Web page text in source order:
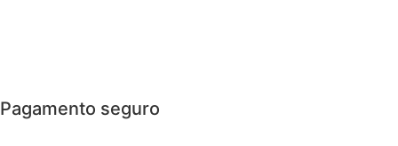
Pagamento seguro